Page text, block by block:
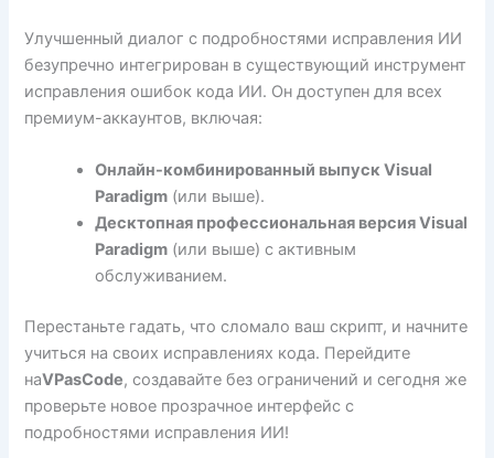
Улучшенный диалог с подробностями исправления ИИ
безупречно интегрирован в существующий инструмент
исправления ошибок кода ИИ. Он доступен для всех
премиум-аккаунтов, включая:
Онлайн-комбинированный выпуск Visual
Paradigm (или выше).
Десктопная профессиональная версия Visual
Paradigm (или выше) с активным
обслуживанием.
Перестаньте гадать, что сломало ваш скрипт, и начните
учиться на своих исправлениях кода. Перейдите
наVPasCode, создавайте без ограничений и сегодня же
проверьте новое прозрачное интерфейс с
подробностями исправления ИИ!